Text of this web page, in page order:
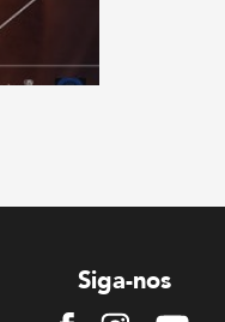
Siga-nos